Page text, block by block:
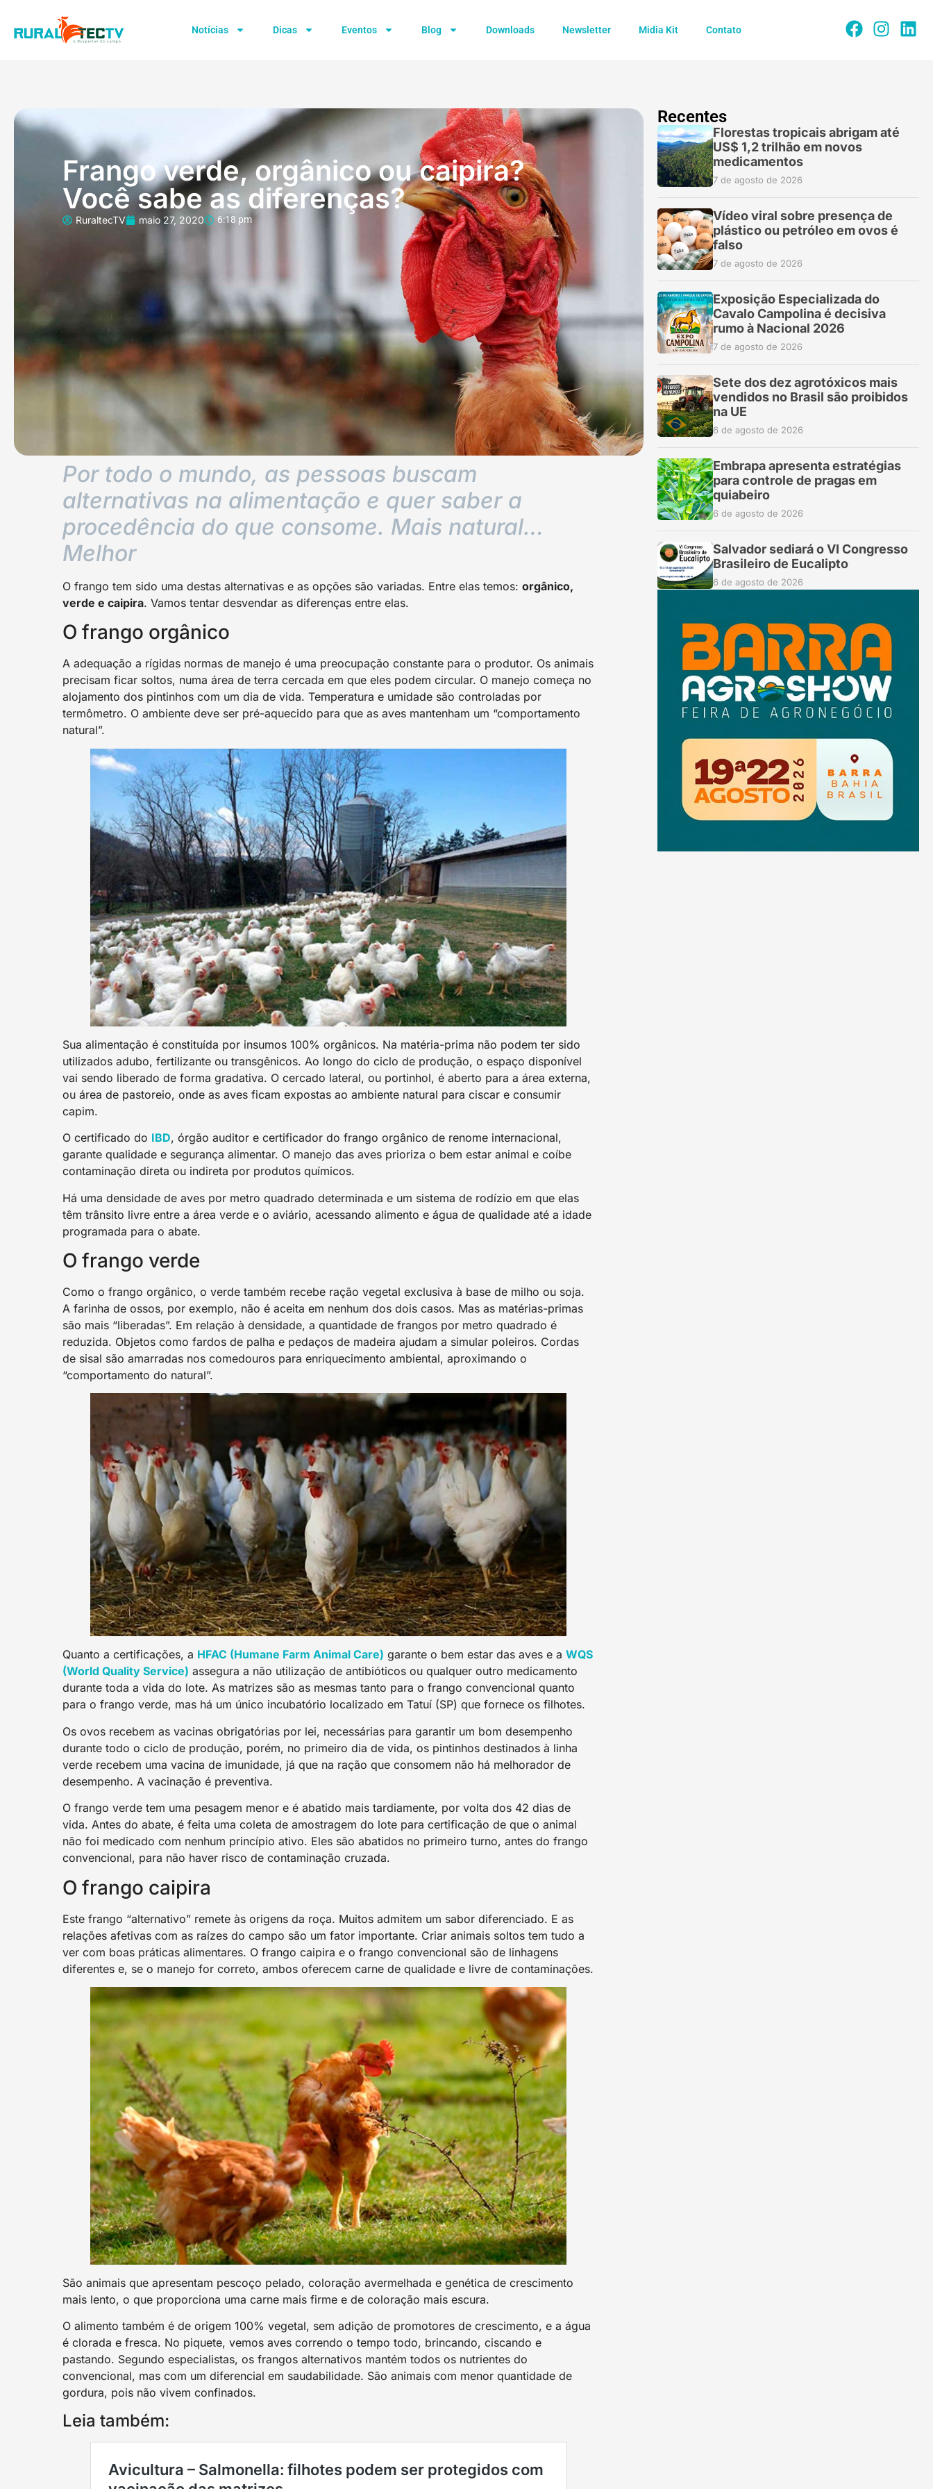
Notícias Dicas Eventos Blog Downloads Newsletter Midia Kit Contato
Frango verde, orgânico ou caipira?
Você sabe as diferenças?
RuraltecTV maio 27, 2020 6:18 pm
Por todo o mundo, as pessoas buscam
alternativas na alimentação e quer saber a
procedência do que consome. Mais natural…
Melhor
O frango tem sido uma destas alternativas e as opções são variadas. Entre elas temos: orgânico,
verde e caipira. Vamos tentar desvendar as diferenças entre elas.
O frango orgânico
A adequação a rígidas normas de manejo é uma preocupação constante para o produtor. Os animais
precisam ficar soltos, numa área de terra cercada em que eles podem circular. O manejo começa no
alojamento dos pintinhos com um dia de vida. Temperatura e umidade são controladas por
termômetro. O ambiente deve ser pré-aquecido para que as aves mantenham um “comportamento
natural”.
Sua alimentação é constituída por insumos 100% orgânicos. Na matéria-prima não podem ter sido
utilizados adubo, fertilizante ou transgênicos. Ao longo do ciclo de produção, o espaço disponível
vai sendo liberado de forma gradativa. O cercado lateral, ou portinhol, é aberto para a área externa,
ou área de pastoreio, onde as aves ficam expostas ao ambiente natural para ciscar e consumir
capim.
O certificado do IBD, órgão auditor e certificador do frango orgânico de renome internacional,
garante qualidade e segurança alimentar. O manejo das aves prioriza o bem estar animal e coíbe
contaminação direta ou indireta por produtos químicos.
Há uma densidade de aves por metro quadrado determinada e um sistema de rodízio em que elas
têm trânsito livre entre a área verde e o aviário, acessando alimento e água de qualidade até a idade
programada para o abate.
O frango verde
Como o frango orgânico, o verde também recebe ração vegetal exclusiva à base de milho ou soja.
A farinha de ossos, por exemplo, não é aceita em nenhum dos dois casos. Mas as matérias-primas
são mais “liberadas”. Em relação à densidade, a quantidade de frangos por metro quadrado é
reduzida. Objetos como fardos de palha e pedaços de madeira ajudam a simular poleiros. Cordas
de sisal são amarradas nos comedouros para enriquecimento ambiental, aproximando o
“comportamento do natural”.
Quanto a certificações, a HFAC (Humane Farm Animal Care) garante o bem estar das aves e a WQS
(World Quality Service) assegura a não utilização de antibióticos ou qualquer outro medicamento
durante toda a vida do lote. As matrizes são as mesmas tanto para o frango convencional quanto
para o frango verde, mas há um único incubatório localizado em Tatuí (SP) que fornece os filhotes.
Os ovos recebem as vacinas obrigatórias por lei, necessárias para garantir um bom desempenho
durante todo o ciclo de produção, porém, no primeiro dia de vida, os pintinhos destinados à linha
verde recebem uma vacina de imunidade, já que na ração que consomem não há melhorador de
desempenho. A vacinação é preventiva.
O frango verde tem uma pesagem menor e é abatido mais tardiamente, por volta dos 42 dias de
vida. Antes do abate, é feita uma coleta de amostragem do lote para certificação de que o animal
não foi medicado com nenhum princípio ativo. Eles são abatidos no primeiro turno, antes do frango
convencional, para não haver risco de contaminação cruzada.
O frango caipira
Este frango “alternativo” remete às origens da roça. Muitos admitem um sabor diferenciado. E as
relações afetivas com as raízes do campo são um fator importante. Criar animais soltos tem tudo a
ver com boas práticas alimentares. O frango caipira e o frango convencional são de linhagens
diferentes e, se o manejo for correto, ambos oferecem carne de qualidade e livre de contaminações.
São animais que apresentam pescoço pelado, coloração avermelhada e genética de crescimento
mais lento, o que proporciona uma carne mais firme e de coloração mais escura.
O alimento também é de origem 100% vegetal, sem adição de promotores de crescimento, e a água
é clorada e fresca. No piquete, vemos aves correndo o tempo todo, brincando, ciscando e
pastando. Segundo especialistas, os frangos alternativos mantém todos os nutrientes do
convencional, mas com um diferencial em saudabilidade. São animais com menor quantidade de
gordura, pois não vivem confinados.
Leia também:
Recentes
Florestas tropicais abrigam até
US$ 1,2 trilhão em novos
medicamentos
7 de agosto de 2026
Vídeo viral sobre presença de
plástico ou petróleo em ovos é
falso
7 de agosto de 2026
Exposição Especializada do
Cavalo Campolina é decisiva
rumo à Nacional 2026
7 de agosto de 2026
Sete dos dez agrotóxicos mais
vendidos no Brasil são proibidos
na UE
6 de agosto de 2026
Embrapa apresenta estratégias
para controle de pragas em
quiabeiro
6 de agosto de 2026
Salvador sediará o VI Congresso
Brasileiro de Eucalipto
6 de agosto de 2026